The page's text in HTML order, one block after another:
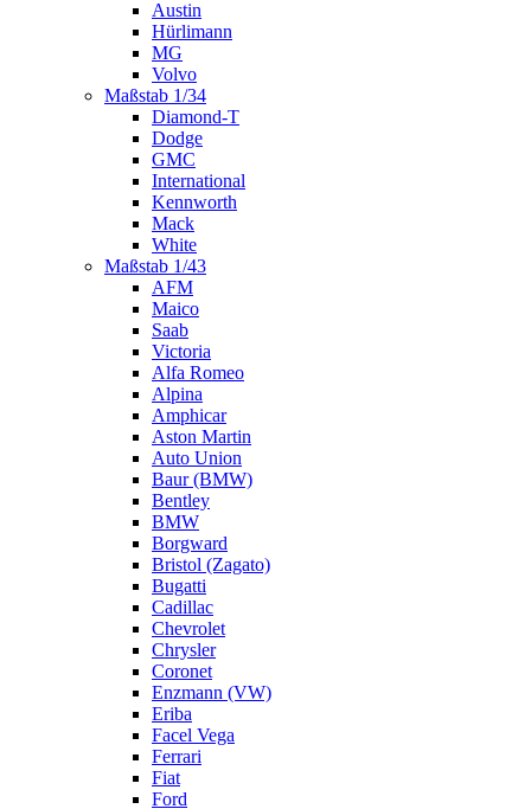
Austin
Hürlimann
MG
Volvo
Maßstab 1/34
Diamond-T
Dodge
GMC
International
Kennworth
Mack
White
Maßstab 1/43
AFM
Maico
Saab
Victoria
Alfa Romeo
Alpina
Amphicar
Aston Martin
Auto Union
Baur (BMW)
Bentley
BMW
Borgward
Bristol (Zagato)
Bugatti
Cadillac
Chevrolet
Chrysler
Coronet
Enzmann (VW)
Eriba
Facel Vega
Ferrari
Fiat
Ford